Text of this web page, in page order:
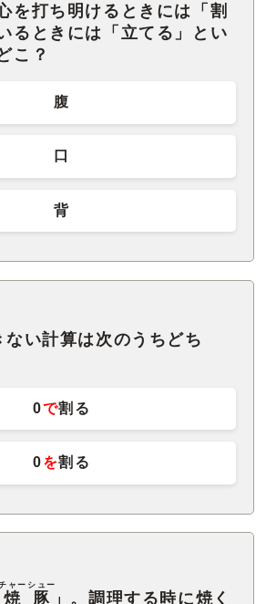
を打ち明けるときには「割
るときには「立てる」とい
こ？
腹
口
背
い計算は次のうちどち
0で割る
0を割る
焼豚
ャーシュー
」。調理する時に焼く